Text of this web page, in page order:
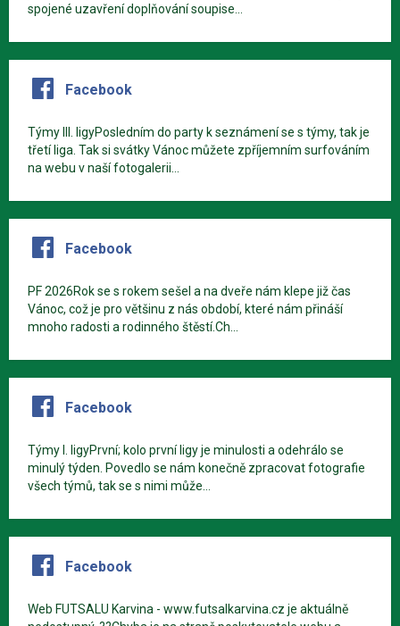
spojené uzavření doplňování soupise...
Facebook
Týmy III. ligyPosledním do party k seznámení se s týmy, tak je
třetí liga. Tak si svátky Vánoc můžete zpříjemním surfováním
na webu v naší fotogalerii...
Facebook
PF 2026Rok se s rokem sešel a na dveře nám klepe již čas
Vánoc, což je pro většinu z nás období, které nám přináší
mnoho radosti a rodinného štěstí.Ch...
Facebook
Týmy I. ligyPrvní; kolo první ligy je minulosti a odehrálo se
minulý týden. Povedlo se nám konečně zpracovat fotografie
všech týmů, tak se s nimi může...
Facebook
Web FUTSALU Karvina - www.futsalkarvina.cz je aktuálně